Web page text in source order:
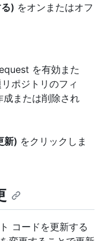
) をオンまたはオフ
を有効また
ポジトリのフィ
または削除され
新) をクリックしま
コードを更新する